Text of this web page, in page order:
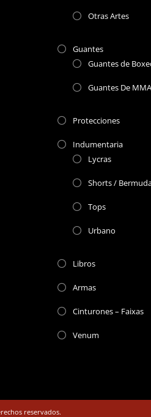
Otras Artes
Guantes
Guantes de
Guantes De MMA
Protecciones
Indumentaria
Lycras
Shorts /
Tops
Urbano
Libros
Armas
Cinturones – Faixas
Venum
reservados.